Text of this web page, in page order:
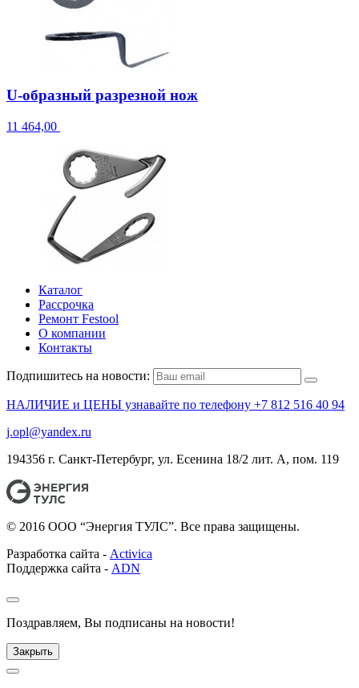
U-образный разрезной нож
11 464,00
Каталог
Рассрочка
Ремонт Festool
О компании
Контакты
Подпишитесь на новости:
НАЛИЧИЕ и ЦЕНЫ узнавайте по телефону +7 812 516 40 94
j.opl@yandex.ru
194356 г. Санкт-Петербург, ул. Есенина 18/2 лит. А, пом. 119
© 2016 ООО “Энергия ТУЛС”. Все права защищены.
Разработка сайта - Activica
Поддержка сайта - ADN
Поздравляем, Вы подписаны на новости!
Закрыть